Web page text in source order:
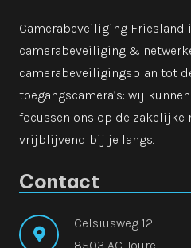
Camerabeveiliging Friesland
camerabeveiliging &
camerabeveiligingsplan tot
toegangscamera’s: wij
focussen ons op de zakelijke
vrijblijvend bij je langs.
Contact
Celsiusweg 12